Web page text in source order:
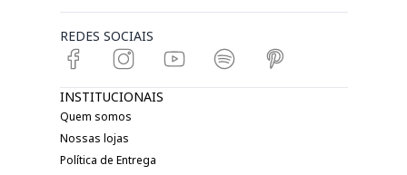
REDES SOCIAIS
INSTITUCIONAIS
Quem somos
Nossas lojas
Política de Entrega